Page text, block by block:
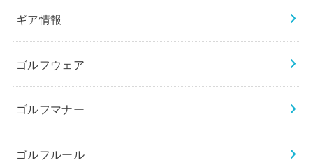
ギア情報
ゴルフウェア
ゴルフマナー
ゴルフルール